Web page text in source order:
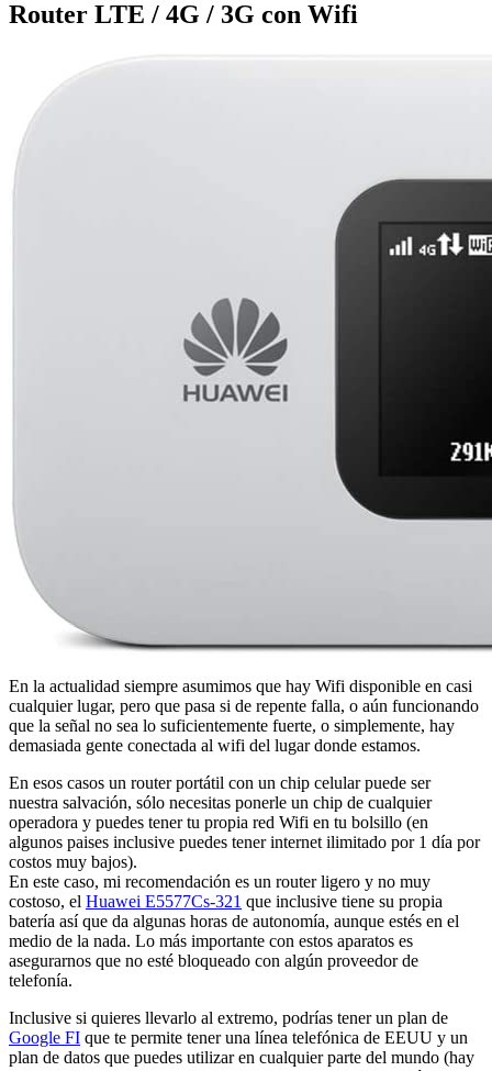
Router LTE / 4G / 3G con Wifi
En la actualidad siempre asumimos que hay Wifi disponible en casi
cualquier lugar, pero que pasa si de repente falla, o aún funcionando
que la señal no sea lo suficientemente fuerte, o simplemente, hay
demasiada gente conectada al wifi del lugar donde estamos.
En esos casos un router portátil con un chip celular puede ser
nuestra salvación, sólo necesitas ponerle un chip de cualquier
operadora y puedes tener tu propia red Wifi en tu bolsillo (en
algunos paises inclusive puedes tener internet ilimitado por 1 día por
costos muy bajos).
En este caso, mi recomendación es un router ligero y no muy
costoso, el Huawei E5577Cs-321 que inclusive tiene su propia
batería así que da algunas horas de autonomía, aunque estés en el
medio de la nada. Lo más importante con estos aparatos es
asegurarnos que no esté bloqueado con algún proveedor de
telefonía.
Inclusive si quieres llevarlo al extremo, podrías tener un plan de
Google FI que te permite tener una línea telefónica de EEUU y un
plan de datos que puedes utilizar en cualquier parte del mundo (hay